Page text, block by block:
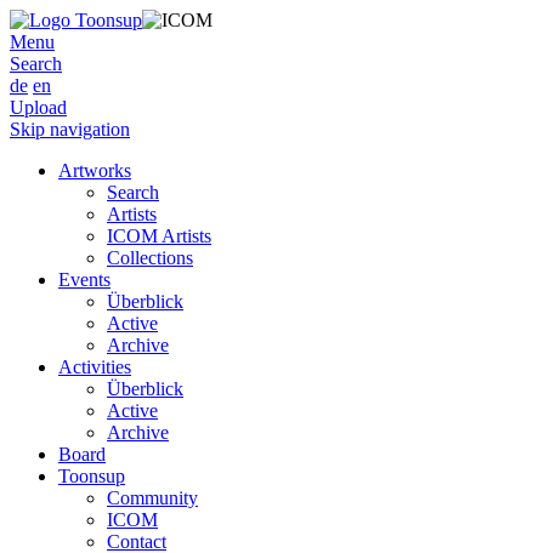
Menu
Search
de en
Upload
Skip navigation
Artworks
Search
Artists
ICOM Artists
Collections
Events
Überblick
Active
Archive
Activities
Überblick
Active
Archive
Board
Toonsup
Community
ICOM
Contact